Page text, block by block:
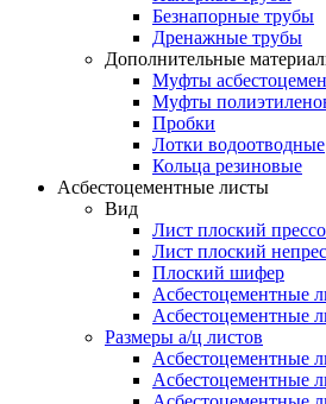
Безнапорные трубы
Дренажные трубы
Дополнительные
Муфты
Муфты
Пробки
Лотки водоотводные
Кольца резиновые
Асбестоцементные листы
Вид
Лист плоский
Лист плоский
Плоский шифер
Асбестоцементные
Асбестоцементные
Размеры а/ц листов
Асбестоцементные
Асбестоцементные